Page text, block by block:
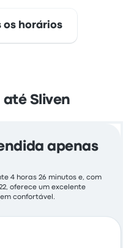
os horários
até Sliven
apenas
4 horas 26 minutos e, com
oferece um excelente
confortável.